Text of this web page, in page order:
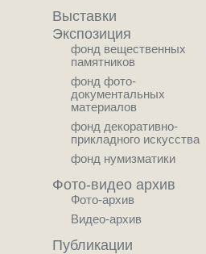
Выставки
Экспозиция
фонд вещественных
памятников
фонд фото-
документальных
материалов
фонд декоративно-
прикладного искусства
фонд нумизматики
Фото-видео архив
Фото-архив
Видео-архив
Публикации